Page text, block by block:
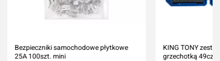
Bezpieczniki samochodowe płytkowe
25A 100szt. mini
KING TONY
grzechotką